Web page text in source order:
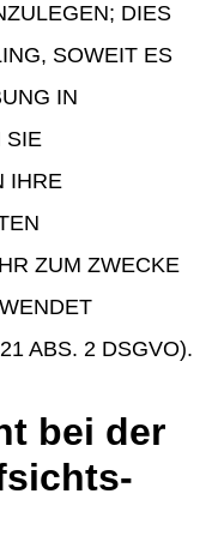
DIES
SOWEIT ES
IN
SIE
IHRE
ZUM ZWECKE
ABS. 2 DSGVO).
bei der